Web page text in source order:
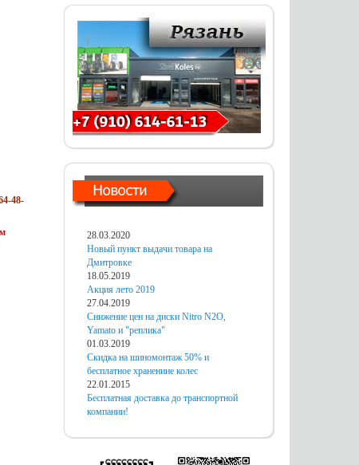
48-
28.03.2020
Новый пункт выдачи товара на
Дмитровке
18.05.2019
Акция лето 2019
27.04.2019
Снижение цен на диски Nitro N2O,
Yamato и "реплика"
01.03.2019
Скидка на шиномонтаж 50% и
бесплатное хранениие колес
22.01.2015
Бесплатная доставка до транспортной
компании!